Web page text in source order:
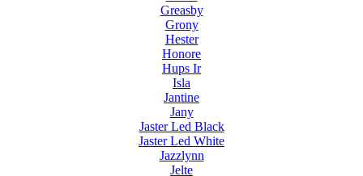
Greasby
Grony
Hester
Honore
Hups Ir
Isla
Jantine
Jany
Jaster Led Black
Jaster Led White
Jazzlynn
Jelte